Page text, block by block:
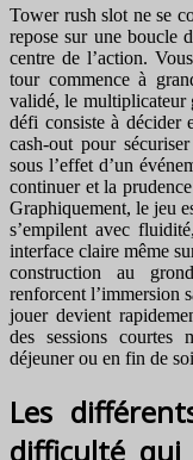
Tower rush slot ne se
repose sur une boucle
centre de l’action.
tour commence à
validé, le multiplicateur
défi consiste à décider
cash-out pour
sous l’effet d’un
continuer et la
Graphiquement, le jeu
s’empilent avec
interface claire même
construction au
renforcent l’immersion
jouer devient
des sessions courtes
déjeuner ou en fin de
Les
difficulté qui